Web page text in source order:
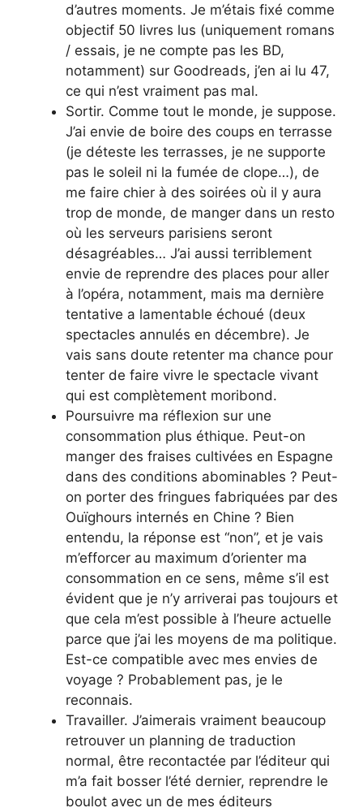
d’autres moments. Je m’étais fixé comme
objectif 50 livres lus (uniquement romans
/ essais, je ne compte pas les BD,
notamment) sur Goodreads, j’en ai lu 47,
ce qui n’est vraiment pas mal.
Sortir. Comme tout le monde, je suppose.
J’ai envie de boire des coups en terrasse
(je déteste les terrasses, je ne supporte
pas le soleil ni la fumée de clope…), de
me faire chier à des soirées où il y aura
trop de monde, de manger dans un resto
où les serveurs parisiens seront
désagréables… J’ai aussi terriblement
envie de reprendre des places pour aller
à l’opéra, notamment, mais ma dernière
tentative a lamentable échoué (deux
spectacles annulés en décembre). Je
vais sans doute retenter ma chance pour
tenter de faire vivre le spectacle vivant
qui est complètement moribond.
Poursuivre ma réflexion sur une
consommation plus éthique. Peut-on
manger des fraises cultivées en Espagne
dans des conditions abominables ? Peut-
on porter des fringues fabriquées par des
Ouïghours internés en Chine ? Bien
entendu, la réponse est “non”, et je vais
m’efforcer au maximum d’orienter ma
consommation en ce sens, même s’il est
évident que je n’y arriverai pas toujours et
que cela m’est possible à l’heure actuelle
parce que j’ai les moyens de ma politique.
Est-ce compatible avec mes envies de
voyage ? Probablement pas, je le
reconnais.
Travailler. J’aimerais vraiment beaucoup
retrouver un planning de traduction
normal, être recontactée par l’éditeur qui
m’a fait bosser l’été dernier, reprendre le
boulot avec un de mes éditeurs